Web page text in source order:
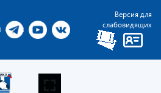
Версия для
слабовидящих